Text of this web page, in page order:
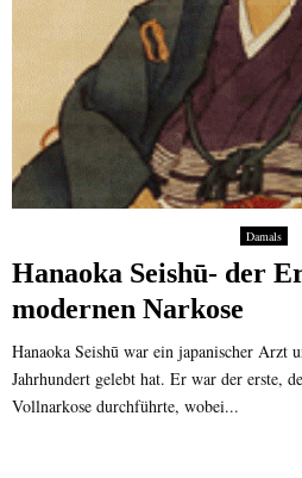
Damals
Hanaoka Seishū- der
modernen Narkose
Hanaoka Seishū war ein japanischer Arzt
Jahrhundert gelebt hat. Er war der erste,
Vollnarkose durchführte, wobei...